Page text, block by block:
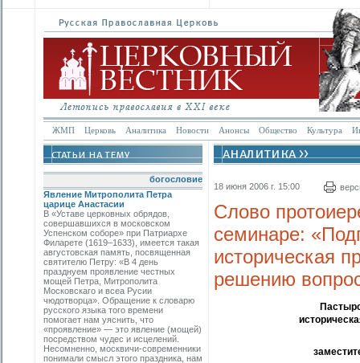
ЖМП Церковь Аналитика Новости Анонсы Общество Культура
богословие
Явление Митрополита Петра
царице Анастасии
В «Уставе церковных обрядов,
совершавшихся в московском
Успенском соборе» при Патриархе
Филарете (1619–1633), имеется такая
августовская память, посвященная
святителю Петру: «В 4 день
празднуем проявление честных
мощей Петра, Митрополита
Московскаго и всеа Русии
чюдотворца». Обращение к словарю
русского языка того времени
помогает нам уяснить, что
«проявление» — это явление (мощей)
посредством чудес и исцелений.
Несомненно, москвичи-современники
понимали смысл этого праздника, нам
18 июня 2006 г. 15:00
Слово
семинаре:
историческая
решению